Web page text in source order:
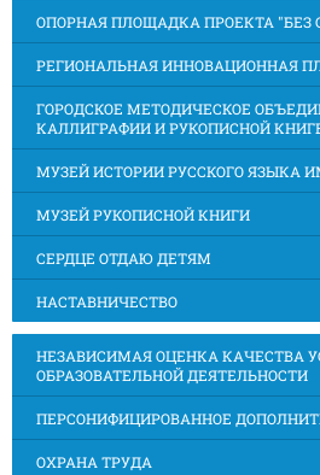
ОПОРНАЯ ПЛОЩАДКА ПРОЕКТА "БЕЗ
РЕГИОНАЛЬНАЯ ИННОВАЦИОННАЯ
ГОРОДСКОЕ МЕТОДИЧЕСКОЕ
КАЛЛИГРАФИИ И РУКОПИСНОЙ
МУЗЕЙ ИСТОРИИ РУССКОГО ЯЗЫКА
МУЗЕЙ РУКОПИСНОЙ КНИГИ
СЕРДЦЕ ОТДАЮ ДЕТЯМ
НАСТАВНИЧЕСТВО
НЕЗАВИСИМАЯ ОЦЕНКА КАЧЕСТВА
ОБРАЗОВАТЕЛЬНОЙ ДЕЯТЕЛЬНОСТИ
ПЕРСОНИФИЦИРОВАННОЕ
ОХРАНА ТРУДА